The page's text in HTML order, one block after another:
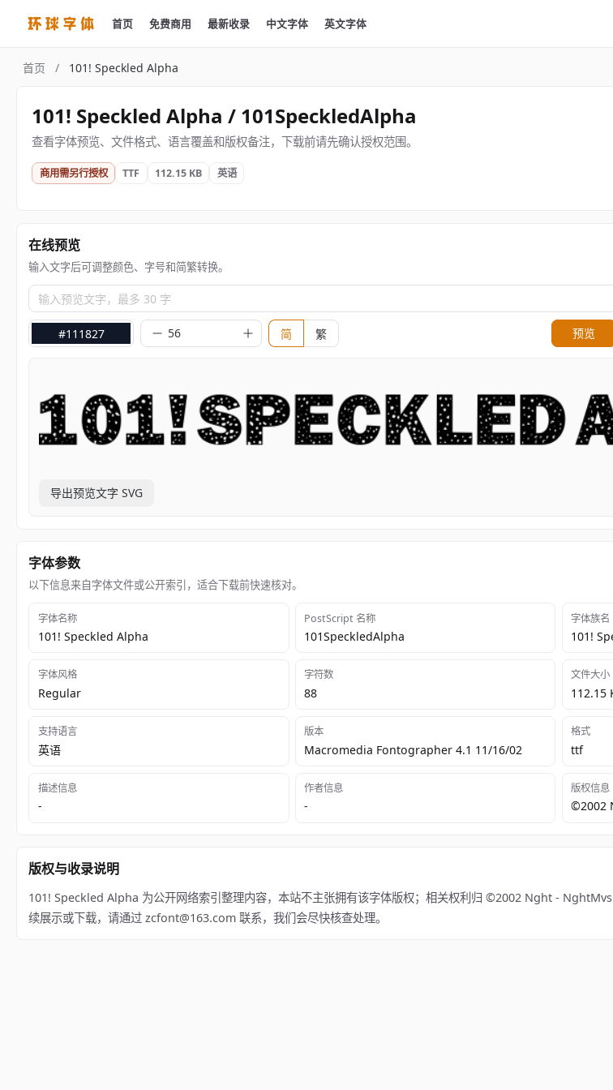
首页 免费商用 最新收录 中文字体 英文字体
首页 / 101! Speckled Alpha
101! Speckled Alpha / 101SpeckledAlpha
查看字体预览、文件格式、语言覆盖和版权备注，下载前请先确认授权范围。
商用需另行授权 TTF 112.15 KB 英语
在线预览
输入文字后可调整颜色、字号和简繁转换。
输入预览文字，最多 30 字
#111827 简 繁 预览
导出预览文字 SVG
字体参数
以下信息来自字体文件或公开索引，适合下载前快速核对。
字体名称
101! Speckled Alpha
PostScript 名称
101SpeckledAlpha
字体族名
101!
字体风格
Regular
字符数
88
文件大小
112.15
支持语言
英语
版本
Macromedia Fontographer 4.1 11/16/02
格式
ttf
描述信息
-
作者信息
-
版权信息
©2002
版权与收录说明
101! Speckled Alpha 为公开网络索引整理内容，本站不主张拥有该字体版权；相关权利归 ©2002 Nght -
续展示或下载，请通过 zcfont@163.com 联系，我们会尽快核查处理。